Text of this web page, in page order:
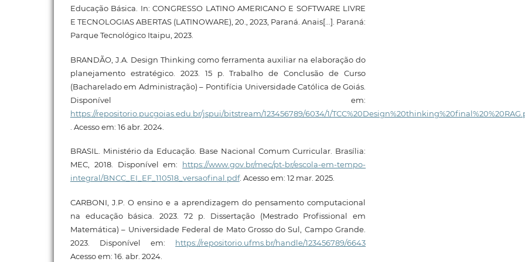
Educação Básica. In: CONGRESSO LATINO AMERICANO E SOFTWARE LIVRE
E TECNOLOGIAS ABERTAS (LATINOWARE), 20., 2023, Paraná. Anais[...]. Paraná:
Parque Tecnológico Itaipu, 2023.
BRANDÃO, J.A. Design Thinking como ferramenta auxiliar na elaboração do
planejamento estratégico. 2023. 15 p. Trabalho de Conclusão de Curso
(Bacharelado em Administração) – Pontifícia Universidade Católica de Goiás.
Disponível em:
https://repositorio.pucgoias.edu.br/jspui/bitstream/123456789/6034/1/
. Acesso em: 16 abr. 2024.
BRASIL. Ministério da Educação. Base Nacional Comum Curricular. Brasília:
MEC, 2018. Disponível em: https://www.gov.br/mec/pt-br/escola-em-tempo-
integral/BNCC_EI_EF_110518_versaofinal.pdf. Acesso em: 12 mar. 2025.
CARBONI, J.P. O ensino e a aprendizagem do pensamento computacional
na educação básica. 2023. 72 p. Dissertação (Mestrado Profissional em
Matemática) – Universidade Federal de Mato Grosso do Sul, Campo Grande.
2023. Disponível em: https://repositorio.ufms.br/handle/123456789/6643
Acesso em: 16. abr. 2024.